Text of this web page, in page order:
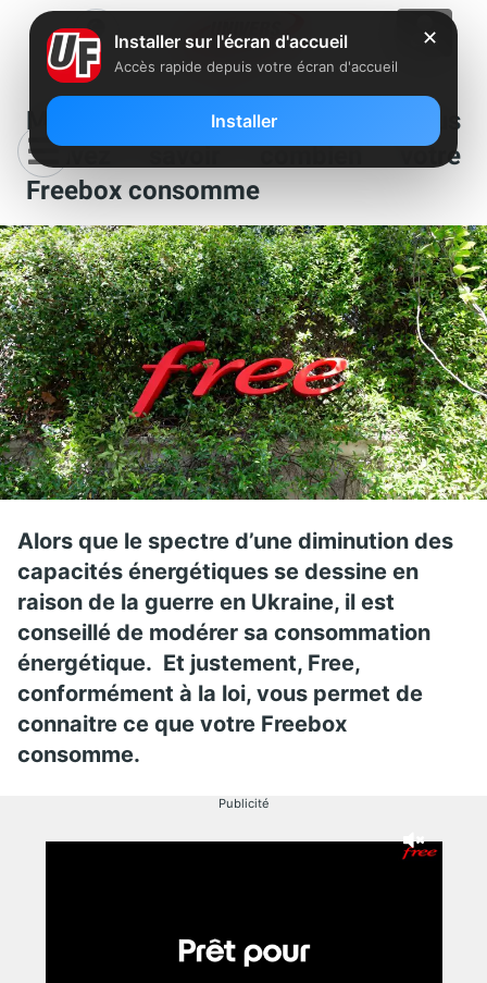
Modération énergétique : Vous
pouvez savoir combien votre
Freebox consomme
Alors que le spectre d’une diminution des
capacités énergétiques se dessine en
raison de la guerre en Ukraine, il est
conseillé de modérer sa consommation
énergétique. Et justement, Free,
conformément à la loi, vous permet de
connaitre ce que votre Freebox
consomme.
Publicité
✕
Installer sur l'écran d'accueil
Accès rapide depuis votre écran d'accueil
Installer